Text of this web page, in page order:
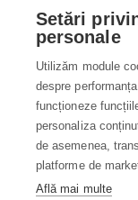
Cum cumpăr
Contact
Contactați-ne
031 22 97 010
Setări
personale
Utilizăm module
despre
funcționeze
personaliza
de asemenea,
platforme de
Află mai multe